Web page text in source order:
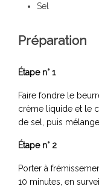
Sel
Préparation
Étape n° 1
Faire fondre le
crème liquide et le
de sel, puis
Étape n° 2
Porter à
10 minutes, en